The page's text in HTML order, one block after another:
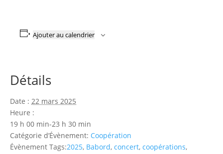
Ajouter au calendrier
Détails
Date : 22 mars 2025
Heure :
19 h 00 min-23 h 30 min
Catégorie d’Évènement: Coopération
Évènement Tags:2025, Babord, concert, coopérations,